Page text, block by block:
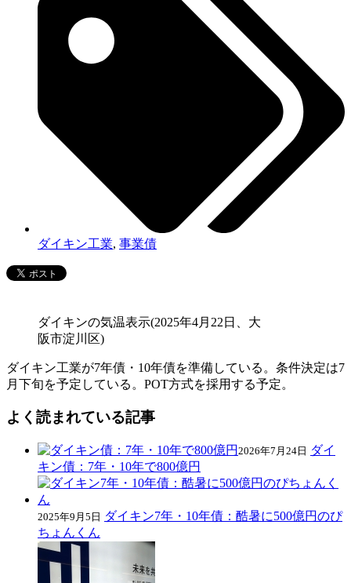
ダイキン工業, 事業債
ダイキンの気温表示(2025年4月22日、大
阪市淀川区)
ダイキン工業が7年債・10年債を準備している。条件決定は7
月下旬を予定している。POT方式を採用する予定。
よく読まれている記事
2026年7月24日 ダイ
キン債：7年・10年で800億円
2025年9月5日 ダイキン7年・10年債：酷暑に500億円のぴ
ちょんくん